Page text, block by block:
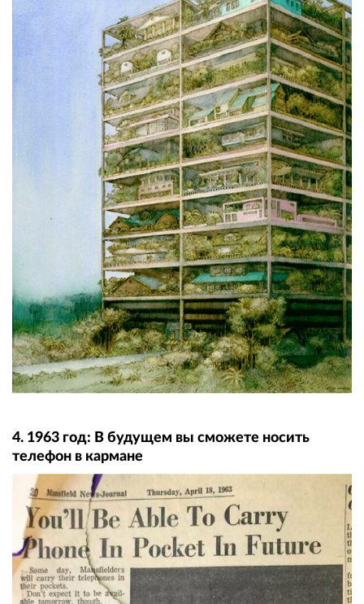
4. 1963 год: В будущем вы сможете носить
телефон в кармане